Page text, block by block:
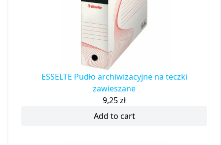
ESSELTE Pudło archiwizacyjne na teczki
zawieszane
9,25zł
Add to cart